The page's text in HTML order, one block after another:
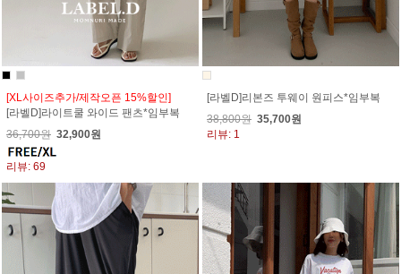
[XL사이즈추가/제작오픈 15%할인]
[라벨D]라이트쿨 와이드 팬츠*임부복
36,700원 32,900원
리뷰: 69
[라벨D]리본즈 투웨이 원피스*임부복
38,800원 35,700원
리뷰: 1